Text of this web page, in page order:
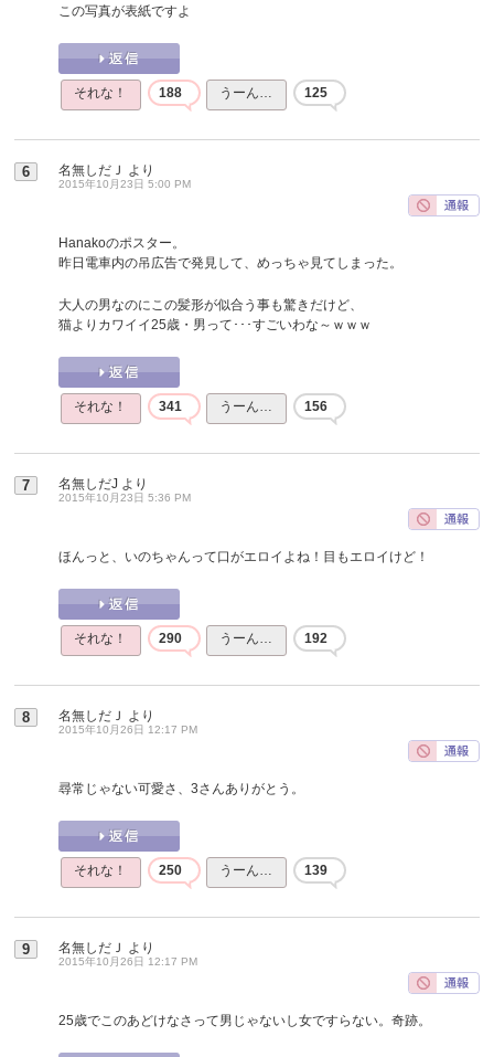
この写真が表紙ですよ
それな！ 188 うーん… 125
6 名無しだＪ より
2015年10月23日 5:00 PM
Hanakoのポスター。
昨日電車内の吊広告で発見して、めっちゃ見てしまった。
大人の男なのにこの髪形が似合う事も驚きだけど、
猫よりカワイイ25歳・男って･･･すごいわな～ｗｗｗ
それな！ 341 うーん… 156
7 名無しだJ より
2015年10月23日 5:36 PM
ほんっと、いのちゃんって口がエロイよね！目もエロイけど！
それな！ 290 うーん… 192
8 名無しだＪ より
2015年10月26日 12:17 PM
尋常じゃない可愛さ、3さんありがとう。
それな！ 250 うーん… 139
9 名無しだＪ より
2015年10月26日 12:17 PM
25歳でこのあどけなさって男じゃないし女ですらない。奇跡。